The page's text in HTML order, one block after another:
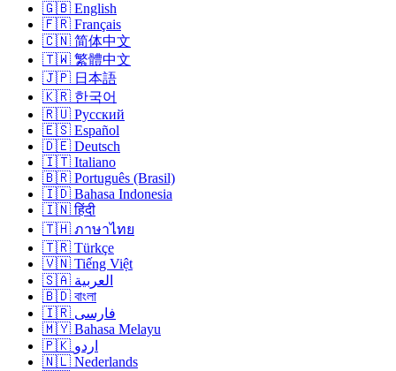
🇬🇧 English
🇫🇷 Français
🇨🇳 简体中文
🇹🇼 繁體中文
🇯🇵 日本語
🇰🇷 한국어
🇷🇺 Русский
🇪🇸 Español
🇩🇪 Deutsch
🇮🇹 Italiano
🇧🇷 Português (Brasil)
🇮🇩 Bahasa Indonesia
🇮🇳 हिंदी
🇹🇭 ภาษาไทย
🇹🇷 Türkçe
🇻🇳 Tiếng Việt
🇸🇦 العربية
🇧🇩 বাংলা
🇮🇷 فارسی
🇲🇾 Bahasa Melayu
🇵🇰 اردو
🇳🇱 Nederlands